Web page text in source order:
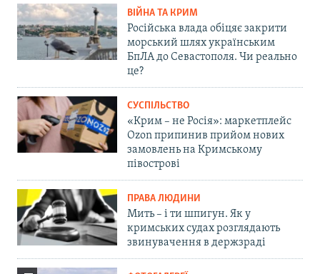
ВІЙНА ТА КРИМ
Російська влада обіцяє закрити
морський шлях українським
БпЛА до Севастополя. Чи реально
це?
СУСПІЛЬСТВО
«Крим – не Росія»: маркетплейс
Ozon припинив прийом нових
замовлень на Кримському
півострові
ПРАВА ЛЮДИНИ
Мить – і ти шпигун. Як у
кримських судах розглядають
звинувачення в держзраді